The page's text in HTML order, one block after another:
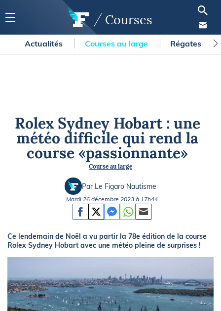
Courses
Actualités Courses au large Régates
Rolex Sydney Hobart : une
météo difficile qui rend la
course «passionnante»
Course au large
Par Le Figaro Nautisme
Mardi 26 décembre 2023 à 17h44
Ce lendemain de Noël a vu partir la 78e édition de la course
Rolex Sydney Hobart avec une météo pleine de surprises !